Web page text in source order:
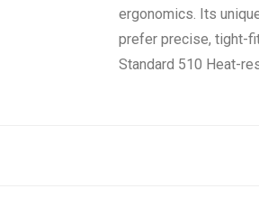
ergonomics. Its
prefer precise, tight-
Standard 510 Heat-